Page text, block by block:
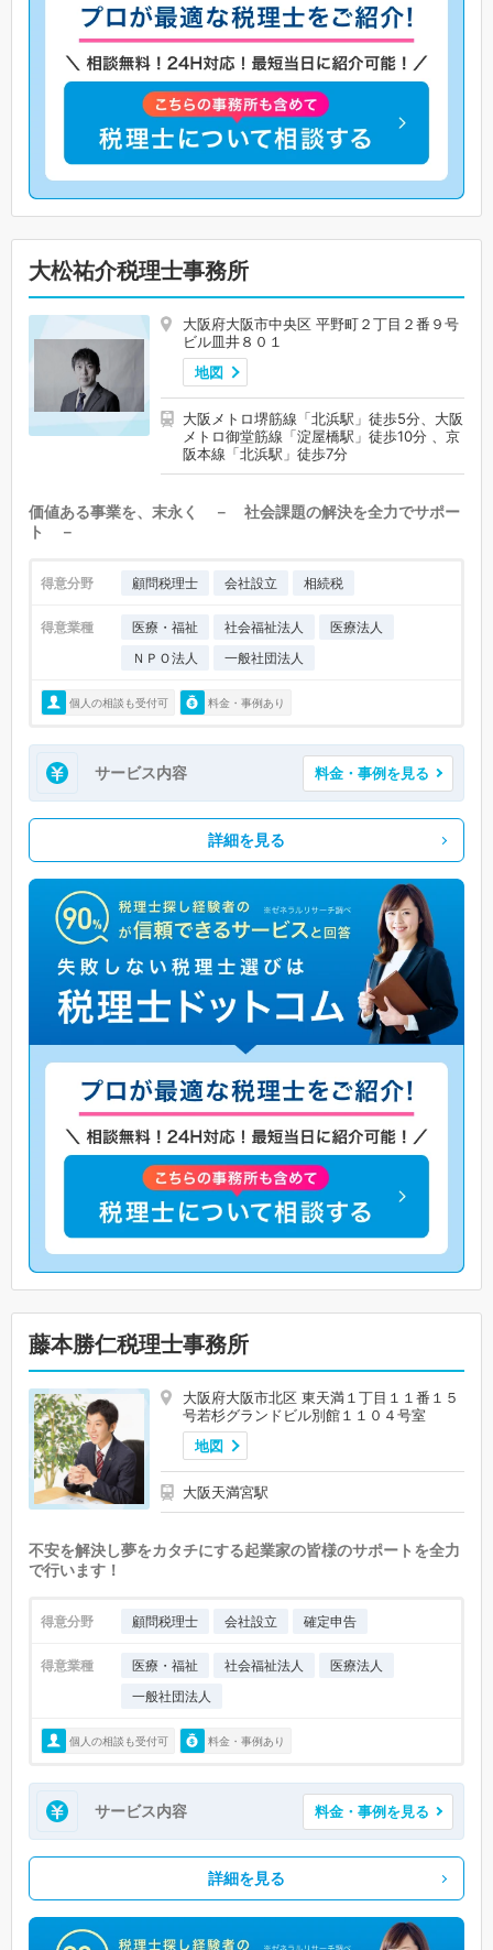
大松祐介税理士事務所
大阪府大阪市中央区 平野町２丁目２番９号
ビル皿井８０１
地図
大阪メトロ堺筋線「北浜駅」徒歩5分、大阪
メトロ御堂筋線「淀屋橋駅」徒歩10分 、京
阪本線「北浜駅」徒歩7分
価値ある事業を、末永く － 社会課題の解決を全力でサポー
ト －
得意分野 顧問税理士 会社設立 相続税
得意業種 医療・福祉 社会福祉法人
医療法人
ＮＰＯ法人
一般社団法人
個人の相談も受付可 料金・事例あり
サービス内容 料金・事例を見る
詳細を見る
藤本勝仁税理士事務所
大阪府大阪市北区 東天満１丁目１１番１５
号若杉グランドビル別館１１０４号室
地図
大阪天満宮駅
不安を解決し夢をカタチにする起業家の皆様のサポートを全力
で行います！
得意分野 顧問税理士 会社設立 確定申告
得意業種 医療・福祉 社会福祉法人
医療法人
一般社団法人
個人の相談も受付可 料金・事例あり
サービス内容 料金・事例を見る
詳細を見る